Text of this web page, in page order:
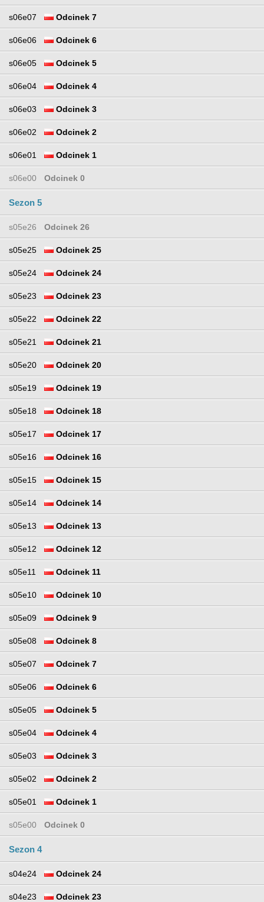
s06e07 Odcinek 7
s06e06 Odcinek 6
s06e05 Odcinek 5
s06e04 Odcinek 4
s06e03 Odcinek 3
s06e02 Odcinek 2
s06e01 Odcinek 1
s06e00 Odcinek 0
Sezon 5
s05e26 Odcinek 26
s05e25 Odcinek 25
s05e24 Odcinek 24
s05e23 Odcinek 23
s05e22 Odcinek 22
s05e21 Odcinek 21
s05e20 Odcinek 20
s05e19 Odcinek 19
s05e18 Odcinek 18
s05e17 Odcinek 17
s05e16 Odcinek 16
s05e15 Odcinek 15
s05e14 Odcinek 14
s05e13 Odcinek 13
s05e12 Odcinek 12
s05e11 Odcinek 11
s05e10 Odcinek 10
s05e09 Odcinek 9
s05e08 Odcinek 8
s05e07 Odcinek 7
s05e06 Odcinek 6
s05e05 Odcinek 5
s05e04 Odcinek 4
s05e03 Odcinek 3
s05e02 Odcinek 2
s05e01 Odcinek 1
s05e00 Odcinek 0
Sezon 4
s04e24 Odcinek 24
s04e23 Odcinek 23